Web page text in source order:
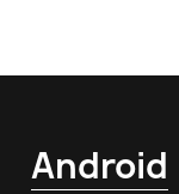
Android